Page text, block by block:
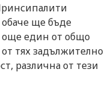
ще бъде
един от общо
тях задължително
различна от тези